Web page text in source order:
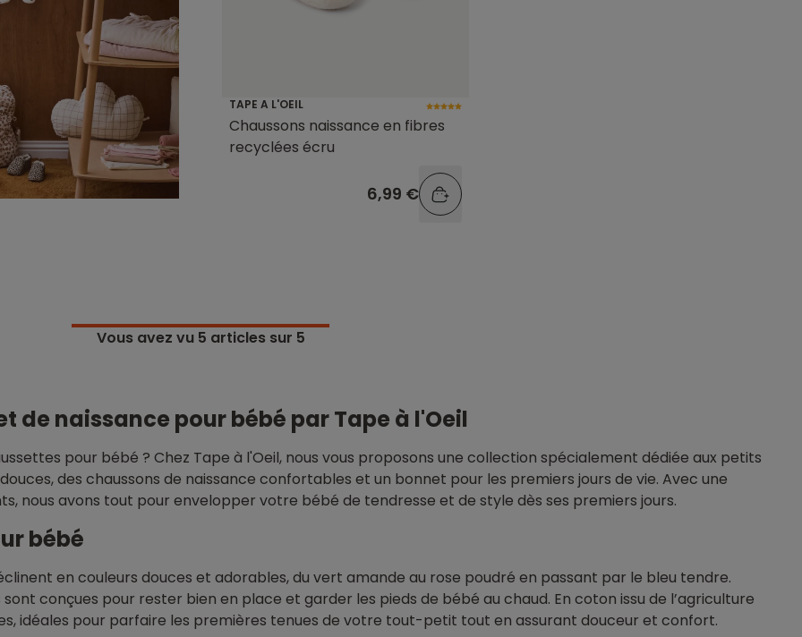
TAPE A L'OEIL
Chaussons naissance en fibres
recyclées écru
6,99 €
Vous avez vu 5 articles sur 5
de naissance pour bébé par Tape à l'Oeil
pour bébé ? Chez Tape à l'Oeil, nous vous proposons une collection spécialement dédiée aux petits
des chaussons de naissance confortables et un bonnet pour les premiers jours de vie. Avec une
nous avons tout pour envelopper votre bébé de tendresse et de style dès ses premiers jours.
bébé
en couleurs douces et adorables, du vert amande au rose poudré en passant par le bleu tendre.
conçues pour rester bien en place et garder les pieds de bébé au chaud. En coton issu de l’agriculture
idéales pour parfaire les premières tenues de votre tout-petit tout en assurant douceur et confort.